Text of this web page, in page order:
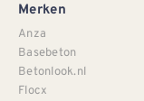
Merken
Anza
Basebeton
Betonlook.nl
Flocx